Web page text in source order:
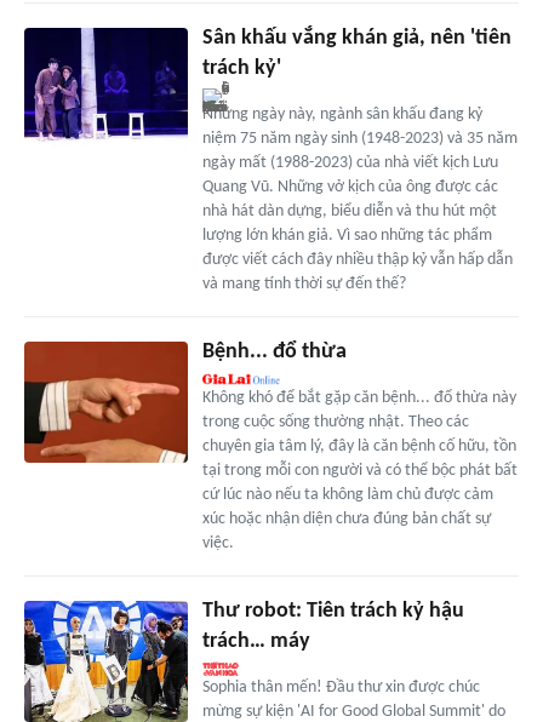
Sân khấu vắng khán giả, nên 'tiên
trách kỷ'
Những ngày này, ngành sân khấu đang kỷ
niệm 75 năm ngày sinh (1948-2023) và 35 năm
ngày mất (1988-2023) của nhà viết kịch Lưu
Quang Vũ. Những vở kịch của ông được các
nhà hát dàn dựng, biểu diễn và thu hút một
lượng lớn khán giả. Vì sao những tác phẩm
được viết cách đây nhiều thập kỷ vẫn hấp dẫn
và mang tính thời sự đến thế?
Bệnh... đổ thừa
Không khó để bắt gặp căn bệnh... đổ thừa này
trong cuộc sống thường nhật. Theo các
chuyên gia tâm lý, đây là căn bệnh cố hữu, tồn
tại trong mỗi con người và có thể bộc phát bất
cứ lúc nào nếu ta không làm chủ được cảm
xúc hoặc nhận diện chưa đúng bản chất sự
việc.
Thư robot: Tiên trách kỷ hậu
trách… máy
Sophia thân mến! Đầu thư xin được chúc
mừng sự kiện 'AI for Good Global Summit' do